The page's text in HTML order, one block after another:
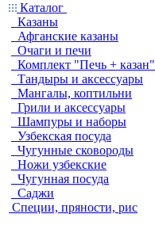
Каталог
Казаны
Афганские казаны
Очаги и печи
Комплект "Печь + казан"
Тандыры и аксессуары
Мангалы, коптильни
Грили и аксессуары
Шампуры и наборы
Узбекская посуда
Чугунные сковороды
Ножи узбекские
Чугунная посуда
Саджи
Специи, пряности, рис